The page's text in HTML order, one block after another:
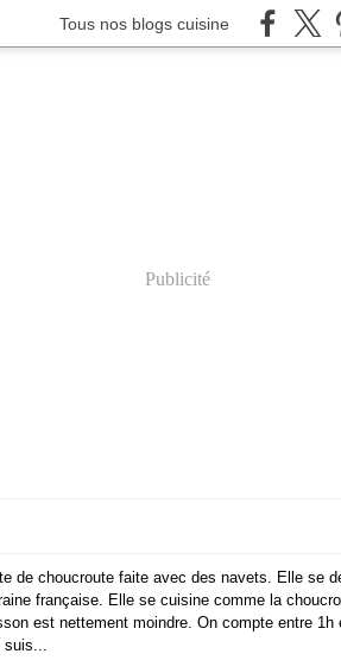
Tous nos blogs cuisine
Publicité
de choucroute faite avec des navets. Elle se
française. Elle se cuisine comme la
est nettement moindre. On compte entre 1h
suis...